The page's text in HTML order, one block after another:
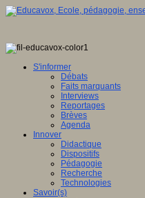
S'informer
Débats
Faits marquants
Interviews
Reportages
Brèves
Agenda
Innover
Didactique
Dispositifs
Pédagogie
Recherche
Technologies
Savoir(s)